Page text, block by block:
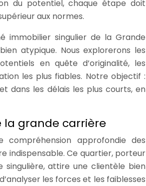
du potentiel, chaque étape doit
aux normes.
immobilier singulier de la Grande
atypique. Nous explorerons les
en quête d’originalité, les
les plus fiables. Notre objectif :
dans les délais les plus courts, en
grande carrière
approfondie des
indispensable. Ce quartier, porteur
singulière, attire une clientèle bien
les forces et les faiblesses